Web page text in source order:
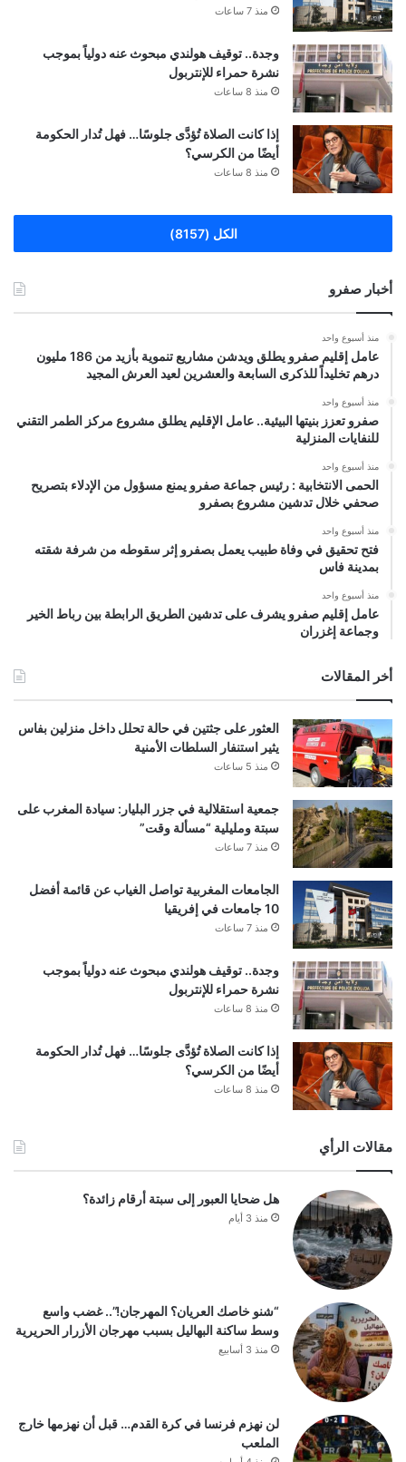
منذ 7 ساعات
وجدة.. توقيف هولندي مبحوث عنه دولياً بموجب
نشرة حمراء للإنتربول
منذ 8 ساعات
إذا كانت الصلاة تُؤدَّى جلوسًا… فهل تُدار الحكومة
أيضًا من الكرسي؟
منذ 8 ساعات
الكل (8157)
أخبار صفرو
منذ أسبوع واحد
عامل إقليم صفرو يطلق ويدشن مشاريع تنموية بأزيد من 186 مليون
درهم تخليداً للذكرى السابعة والعشرين لعيد العرش المجيد
منذ أسبوع واحد
صفرو تعزز بنيتها البيئية.. عامل الإقليم يطلق مشروع مركز الطمر التقني
للنفايات المنزلية
منذ أسبوع واحد
الحمى الانتخابية : رئيس جماعة صفرو يمنع مسؤول من الإدلاء بتصريح
صحفي خلال تدشين مشروع بصفرو
منذ أسبوع واحد
فتح تحقيق في وفاة طبيب يعمل بصفرو إثر سقوطه من شرفة شقته
بمدينة فاس
منذ أسبوع واحد
عامل إقليم صفرو يشرف على تدشين الطريق الرابطة بين رباط الخير
وجماعة إغزران
أخر المقالات
العثور على جثتين في حالة تحلل داخل منزلين بفاس
يثير استنفار السلطات الأمنية
منذ 5 ساعات
جمعية استقلالية في جزر البليار: سيادة المغرب على
سبتة ومليلية “مسألة وقت”
منذ 7 ساعات
الجامعات المغربية تواصل الغياب عن قائمة أفضل
10 جامعات في إفريقيا
منذ 7 ساعات
وجدة.. توقيف هولندي مبحوث عنه دولياً بموجب
نشرة حمراء للإنتربول
منذ 8 ساعات
إذا كانت الصلاة تُؤدَّى جلوسًا… فهل تُدار الحكومة
أيضًا من الكرسي؟
منذ 8 ساعات
مقالات الرأي
هل ضحايا العبور إلى سبتة أرقام زائدة؟
منذ 3 أيام
“شنو خاصك العريان؟ المهرجان!”.. غضب واسع
وسط ساكنة البهاليل بسبب مهرجان الأزرار الحريرية
منذ 3 أسابيع
لن نهزم فرنسا في كرة القدم… قبل أن نهزمها خارج
الملعب